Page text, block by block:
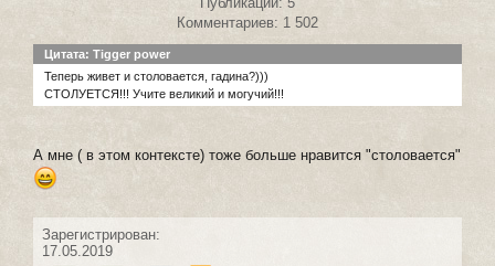
Комментариев: 1 502
Цитата: Tigger power
Теперь живет и столовается, гадина?)))
СТОЛУЕТСЯ!!! Учите великий и могучий!!!
А мне ( в этом контексте) тоже больше нравится "столовается"
Зарегистрирован:
17.05.2019